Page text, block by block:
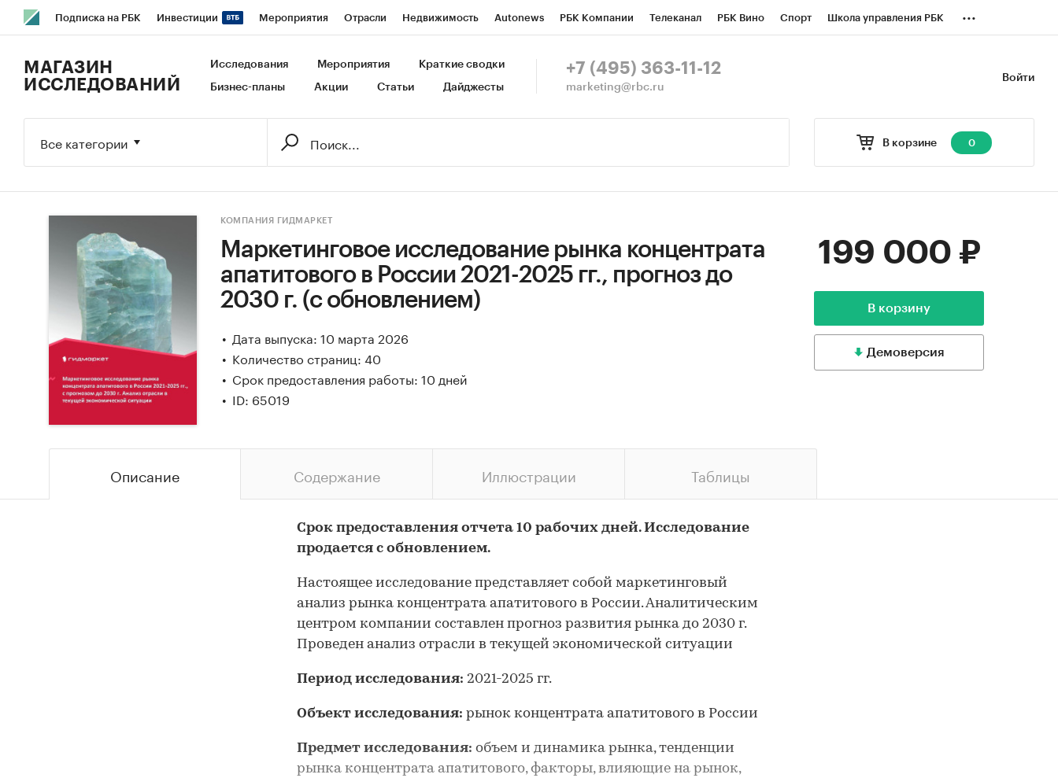
Подписка на РБК Инвестиции Мероприятия Отрасли Недвижимость Autonews РБК Компании Телеканал РБК Вино Спорт Школа управления РБК
Исследования Кредитные рейтинги Франшизы Газета Спецпроекты СПб Конференции СПб Спецпроекты
...
Войти
МАГАЗИН
ИССЛЕДОВАНИЙ
Исследования Мероприятия Краткие сводки
Бизнес-планы Акции Статьи Дайджесты
+7 (495) 363-11-12
marketing@rbc.ru
В корзине 0
Все категории
КОМПАНИЯ ГИДМАРКЕТ
Маркетинговое исследование рынка концентрата
апатитового в России 2021-2025 гг., прогноз до
2030 г. (с обновлением)
Дата выпуска: 10 марта 2026
Количество страниц: 40
Срок предоставления работы: 10 дней
ID: 65019
199 000 ₽
В корзину
Демоверсия
Описание Содержание Иллюстрации Таблицы
Срок предоставления отчета 10 рабочих дней. Исследование
продается с обновлением.
Настоящее исследование представляет собой маркетинговый
анализ рынка концентрата апатитового в России. Аналитическим
центром компании составлен прогноз развития рынка до 2030 г.
Проведен анализ отрасли в текущей экономической ситуации
Период исследования: 2021-2025 гг.
Объект исследования: рынок концентрата апатитового в России
Предмет исследования: объем и динамика рынка, тенденции
рынка концентрата апатитового, факторы, влияющие на рынок,